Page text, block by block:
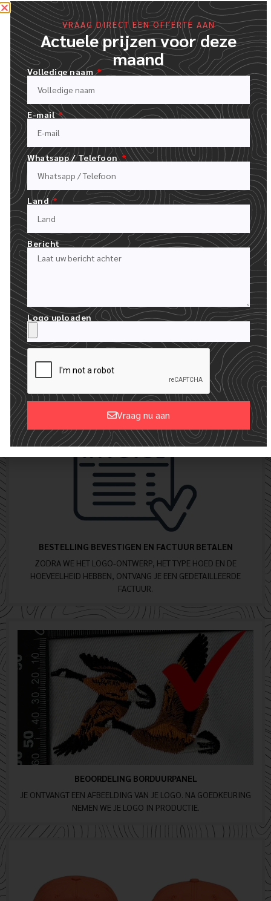
UPLOAD JE LOGO EN BESCHRIJF JE BESTELLING
24 UUR ONTVANGST VAN JE MOCKUPS
WE MAKEN EEN GRATIS DIGITALE MOCKUP MET JE LOGO
BESTELLING BEVESTIGEN EN FACTUUR BETALEN
ZODRA WE HET LOGO-ONTWERP, HET TYPE HOED EN DE
HOEVEELHEID HEBBEN, ONTVANG JE EEN GEDETAILLEERDE
FACTUUR.
BEOORDELING BORDUURPANEL
JE ONTVANGT EEN AFBEELDING VAN JE LOGO. NA GOEDKEURING
NEMEN WE JE LOGO IN PRODUCTIE.
VRAAG DIRECT EEN OFFERTE AAN
Actuele prijzen voor deze
maand
Volledige naam
E-mail
Whatsapp / Telefoon
Land
Bericht
Logo uploaden
Vraag nu aan
Alternative: